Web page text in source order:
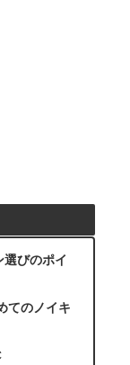
びのポイ
てのノイキ